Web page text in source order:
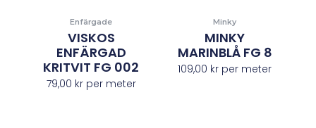
Enfärgade
VISKOS
ENFÄRGAD
KRITVIT FG 002
79,00 krper meter
Minky
MINKY
MARINBLÅ FG 8
109,00 kr per meter